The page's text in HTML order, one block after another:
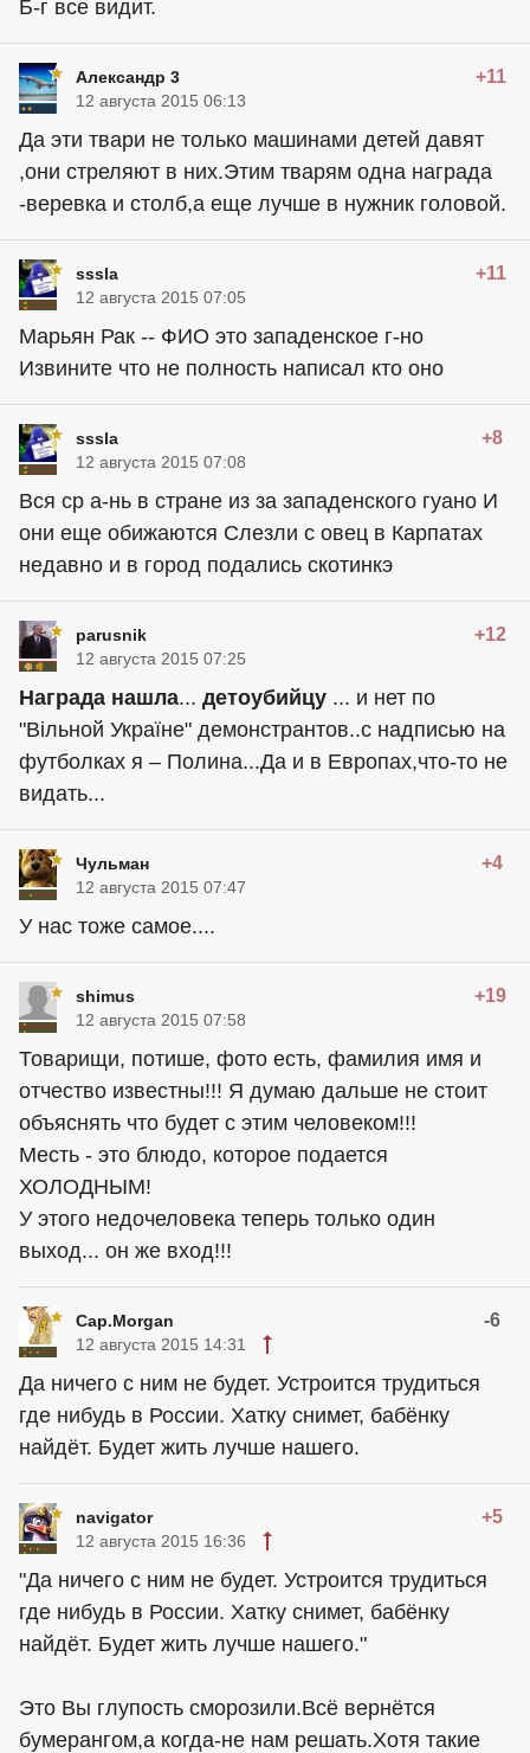
Б-г все видит.
Александр 3 +11
12 августа 2015 06:13
Да эти твари не только машинами детей давят
,они стреляют в них.Этим тварям одна награда
-веревка и столб,а еще лучше в нужник головой.
sssla +11
12 августа 2015 07:05
Марьян Рак -- ФИО это западенское г-но
Извините что не полность написал кто оно
sssla +8
12 августа 2015 07:08
Вся ср а-нь в стране из за западенского гуано И
они еще обижаются Слезли с овец в Карпатах
недавно и в город подались скотинкэ
parusnik +12
12 августа 2015 07:25
Награда нашла... детоубийцу ... и нет по
"Вільной Україне" демонстрантов..с надписью на
футболках я – Полина...Да и в Европах,что-то не
видать...
Чульман +4
12 августа 2015 07:47
У нас тоже самое....
shimus +19
12 августа 2015 07:58
Товарищи, потише, фото есть, фамилия имя и
отчество известны!!! Я думаю дальше не стоит
объяснять что будет с этим человеком!!!
Месть - это блюдо, которое подается
ХОЛОДНЫМ!
У этого недочеловека теперь только один
выход... он же вход!!!
Cap.Morgan -6
12 августа 2015 14:31
Да ничего с ним не будет. Устроится трудиться
где нибудь в России. Хатку снимет, бабёнку
найдёт. Будет жить лучше нашего.
navigator +5
12 августа 2015 16:36
"Да ничего с ним не будет. Устроится трудиться
где нибудь в России. Хатку снимет, бабёнку
найдёт. Будет жить лучше нашего."
Это Вы глупость сморозили.Всё вернётся
бумерангом,а когда-не нам решать.Хотя такие